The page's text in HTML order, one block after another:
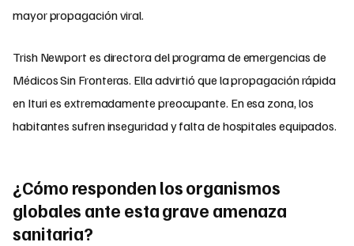
mayor propagación viral.
Trish Newport es directora del programa de emergencias de
Médicos Sin Fronteras. Ella advirtió que la propagación rápida
en Ituri es extremadamente preocupante. En esa zona, los
habitantes sufren inseguridad y falta de hospitales equipados.
¿Cómo responden los organismos
globales ante esta grave amenaza
sanitaria?